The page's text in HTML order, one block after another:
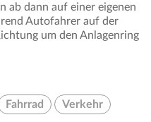
ab dann auf einer eigenen
Autofahrer auf der
um den Anlagenring
Fahrrad Verkehr